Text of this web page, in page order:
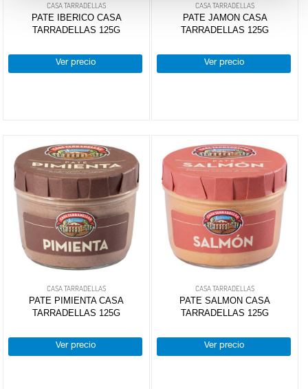
CASA TARRADELLAS
PATE IBERICO CASA
TARRADELLAS 125G
Ver precio
CASA TARRADELLAS
PATE JAMON CASA
TARRADELLAS 125G
Ver precio
CASA TARRADELLAS
PATE PIMIENTA CASA
TARRADELLAS 125G
Ver precio
CASA TARRADELLAS
PATE SALMON CASA
TARRADELLAS 125G
Ver precio